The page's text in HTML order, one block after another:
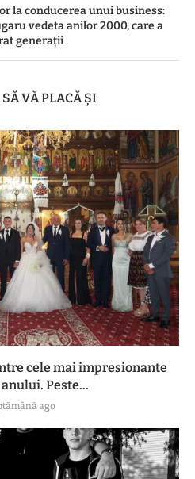
la conducerea unui business:
vedeta anilor 2000, care a
generații
VĂ PLACĂ ȘI
cele mai impresionante
Peste...
ago